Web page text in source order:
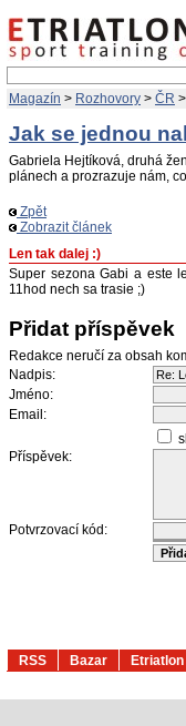
Magazín > Rozhovory > ČR >
Jak se jednou
Gabriela Hejtíková, druhá
plánech a prozrazuje nám,
Zpět
Zobrazit článek
Len tak dalej :)
Super sezona Gabi a este
11hod nech sa trasie ;)
Přidat příspěvek
Redakce neručí za obsah
Nadpis:
Jméno:
Email:
Příspěvek:
Potvrzovací kód:
RSS Bazar Etriatlon